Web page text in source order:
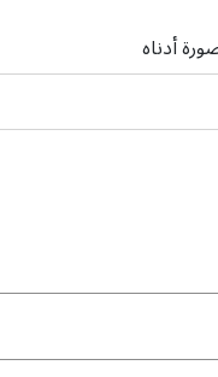
أدناه